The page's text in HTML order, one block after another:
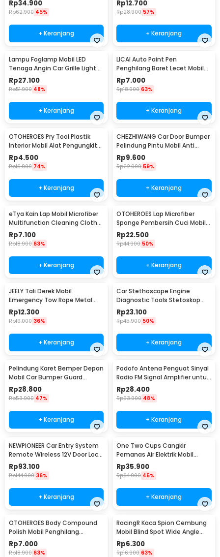
Rp34.900
Rp62.900 45%
+ Keranjang
Rp12.700
Rp28.900 57%
+ Keranjang
Lampu Foglamp Mobil LED
Tenaga Angin Car Grille Light
Wind Power 2 PCS - XY044
Rp27.100
Rp51.900 48%
+ Keranjang
LICAI Auto Paint Pen
Penghilang Baret Lecet Mobil
Scratch Removal 12ml
Rp7.000
Rp18.900 63%
+ Keranjang
OTOHEROES Pry Tool Plastik
Interior Mobil Alat Pengungkit
Set 4 PCS - AA16
Rp4.500
Rp16.900 74%
+ Keranjang
CHEZHIWANG Car Door Bumper
Pelindung Pintu Mobil Anti
Gores 8 PCS - HT-001
Rp9.600
Rp22.900 59%
+ Keranjang
eTya Kain Lap Mobil Microfiber
Multifunction Cleaning Cloth
30x39cm - H-10
Rp7.100
Rp18.900 63%
+ Keranjang
OTOHEROES Lap Microfiber
Sponge Pembersih Cuci Mobil
Motor - TP266
Rp22.500
Rp44.900 50%
+ Keranjang
JEELY Tali Derek Mobil
Emergency Tow Rope Metal
Buckle U-Type 2.7M - JL30
Rp12.300
Rp19.000 36%
+ Keranjang
Car Stethoscope Engine
Diagnostic Tools Stetoskop
Mesin Mobil - W80582
Rp23.100
Rp45.900 50%
+ Keranjang
Pelindung Karet Bemper Depan
Mobil Car Bumper Guard
57mm 2.5M
Rp28.800
Rp53.900 47%
+ Keranjang
Podofo Antena Penguat Sinyal
Radio FM Signal Amplifier untuk
Mobil - ANT-208
Rp28.400
Rp53.900 48%
+ Keranjang
NEWPIONEER Car Entry System
Remote Wireless 12V Door Lock
Mobil - CK18
Rp93.100
Rp144.900 36%
+ Keranjang
One Two Cups Cangkir
Pemanas Air Elektrik Mobil
Travel Mug 450ml - NJ88
Rp35.900
Rp64.900 45%
+ Keranjang
OTOHEROES Body Compound
Polish Mobil Penghilang
Goresan 15g with Spons - YYC-
508
Rp7.000
Rp18.900 63%
RacingR Kaca Spion Cembung
Mobil Blind Spot Wide Angle
50mm 2 Pcs - J0027
Rp6.300
Rp16.900 63%